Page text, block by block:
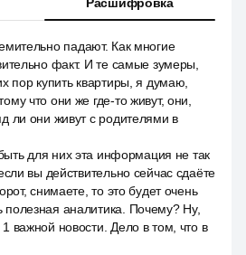
падают. Как многие
факт. И те самые зумеры,
пор купить квартиры, я думаю,
что они же где-то живут, они,
ли они живут с родителями в
для них эта информация не так
вы действительно сейчас сдаёте
снимаете, то это будет очень
аналитика. Почему? Ну,
важной новости. Дело в том, что в